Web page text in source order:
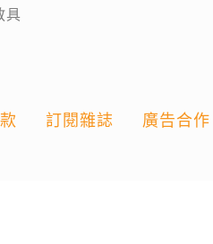
具
訂閱雜誌 廣告合作